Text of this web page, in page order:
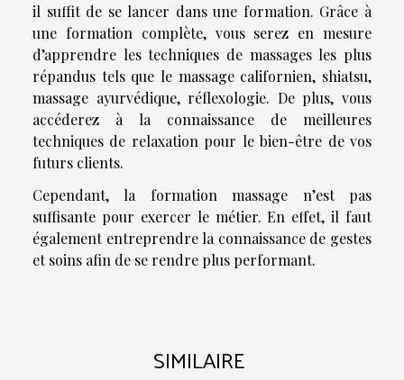
il suffit de se lancer dans une formation. Grâce à
une formation complète, vous serez en mesure
d’apprendre les techniques de massages les plus
répandus tels que le massage californien, shiatsu,
massage ayurvédique, réflexologie. De plus, vous
accéderez à la connaissance de meilleures
techniques de relaxation pour le bien-être de vos
futurs clients.
Cependant, la formation massage n’est pas
suffisante pour exercer le métier. En effet, il faut
également entreprendre la connaissance de gestes
et soins afin de se rendre plus performant.
SIMILAIRE